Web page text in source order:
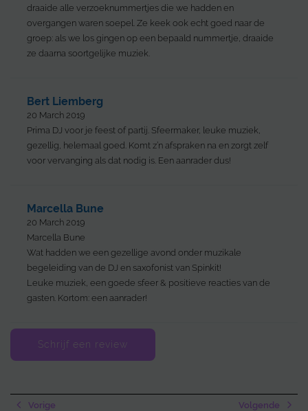
draaide alle verzoeknummertjes die we hadden en
overgangen waren soepel. Ze keek ook echt goed naar de
groep: als we los gingen op een bepaald nummertje, draaide
ze daarna soortgelijke muziek.
Bert Liemberg
20 March 2019
Prima DJ voor je feest of partij. Sfeermaker, leuke muziek,
gezellig, helemaal goed. Komt z’n afspraken na en zorgt zelf
voor vervanging als dat nodig is. Een aanrader dus!
Marcella Bune
20 March 2019
Marcella Bune
Wat hadden we een gezellige avond onder muzikale
begeleiding van de DJ en saxofonist van Spinkit!
Leuke muziek, een goede sfeer & positieve reacties van de
gasten. Kortom: een aanrader!
Schrijf een review
Vorige Volgende